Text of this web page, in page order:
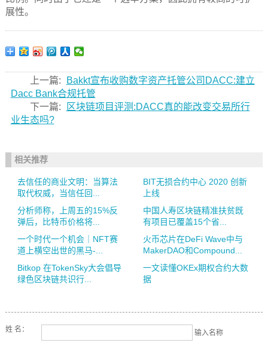
展性。
上一篇:
Bakkt宣布收购数字资产托管公司DACC:建立
Dacc Bank合规托管
下一篇:
区块链项目评测:DACC真的能改变交易所行
业生态吗?
相关推荐
去信任的商业文明：当算法
取代权威，当信任回...
BIT无损合约中心 2020 创新
上线
分析师称，上周五的15%反
弹后，比特币价格将...
中国人寿区块链精准扶贫既
有项目已覆盖15个省...
一个时代一个机会｜NFT赛
道上横空出世的黑马-...
火币芯片在DeFi Wave中与
MakerDAO和Compound...
Bitkop 在TokenSky大会倡导
绿色区块链共识行...
一文读懂OKEx期权合约大数
据
姓 名： 输入名称